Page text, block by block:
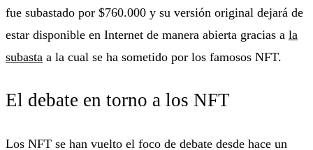
fue subastado por $760.000 y su versión original dejará de
estar disponible en Internet de manera abierta gracias a la
subasta a la cual se ha sometido por los famosos NFT.
El debate en torno a los NFT
Los NFT se han vuelto el foco de debate desde hace un